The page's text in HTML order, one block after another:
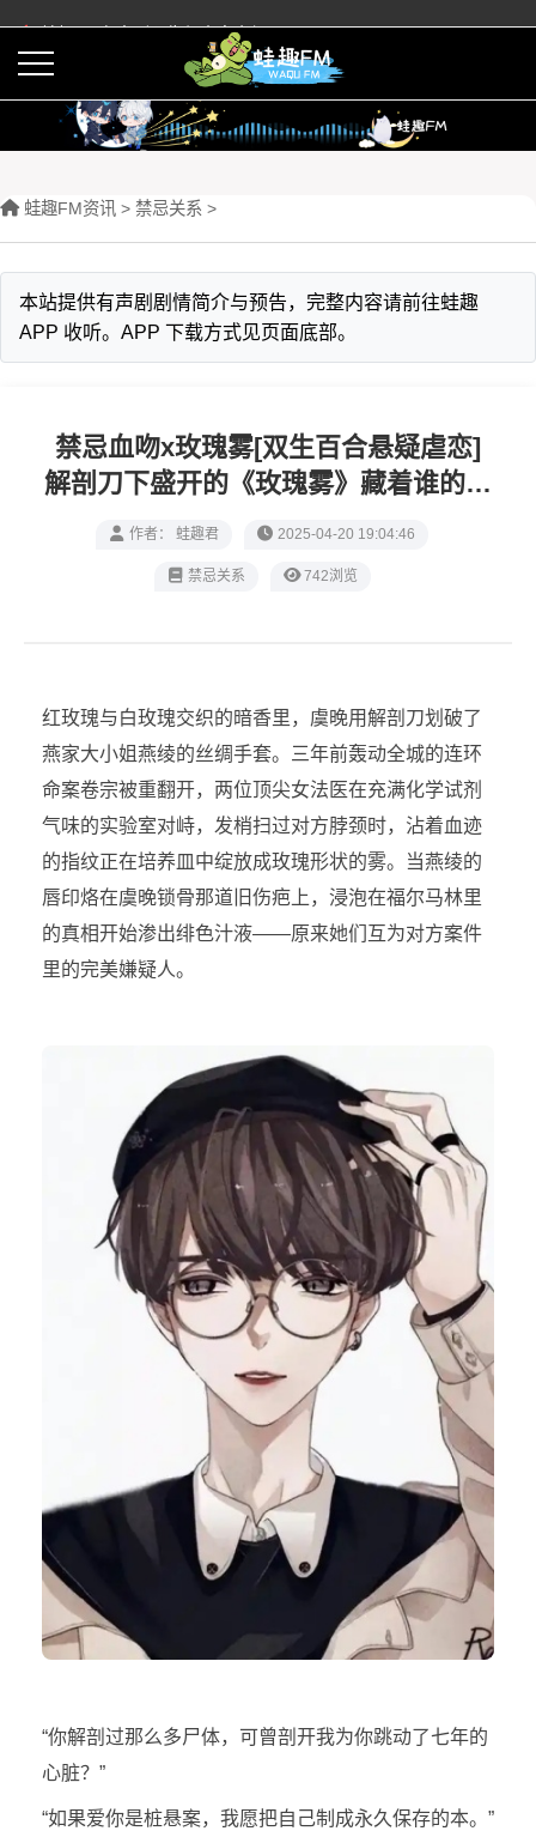
蛙趣FM有声剧预告与内容介绍
蛙趣FM资讯 > 禁忌关系 >
本站提供有声剧剧情简介与预告，完整内容请前往蛙趣
APP 收听。APP 下载方式见页面底部。
禁忌血吻x玫瑰雾[双生百合悬疑虐恋]
解剖刀下盛开的《玫瑰雾》藏着谁的心
脏标本
作者： 蛙趣君 2025-04-20 19:04:46
禁忌关系 742浏览
红玫瑰与白玫瑰交织的暗香里，虞晚用解剖刀划破了
燕家大小姐燕绫的丝绸手套。三年前轰动全城的连环
命案卷宗被重翻开，两位顶尖女法医在充满化学试剂
气味的实验室对峙，发梢扫过对方脖颈时，沾着血迹
的指纹正在培养皿中绽放成玫瑰形状的雾。当燕绫的
唇印烙在虞晚锁骨那道旧伤疤上，浸泡在福尔马林里
的真相开始渗出绯色汁液——原来她们互为对方案件
里的完美嫌疑人。
“你解剖过那么多尸体，可曾剖开我为你跳动了七年的
心脏？”
“如果爱你是桩悬案，我愿把自己制成永久保存的本。”